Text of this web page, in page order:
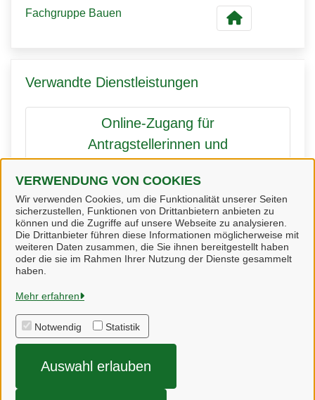
VERWENDUNG VON COOKIES
Wir verwenden Cookies, um die Funktionalität unserer Seiten
sicherzustellen, Funktionen von Drittanbietern anbieten zu
können und die Zugriffe auf unsere Webseite zu analysieren.
Die Drittanbieter führen diese Informationen möglicherweise mit
weiteren Daten zusammen, die Sie ihnen bereitgestellt haben
oder die sie im Rahmen Ihrer Nutzung der Dienste gesammelt
haben.
Mehr erfahren
Notwendig Statistik
Auswahl erlauben
Fachgruppe Bauen
Verwandte Dienstleistungen
Online-Zugang für
Antragstellerinnen und
Landkreis Heidekreis
Heidekreis
Alle Rechte vorbehalten